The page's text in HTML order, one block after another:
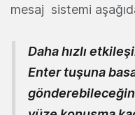
mesaj sistemi
Daha hızlı
Enter tuşuna